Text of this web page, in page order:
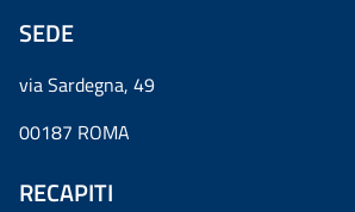
SEDE
via Sardegna, 49
00187 ROMA
RECAPITI